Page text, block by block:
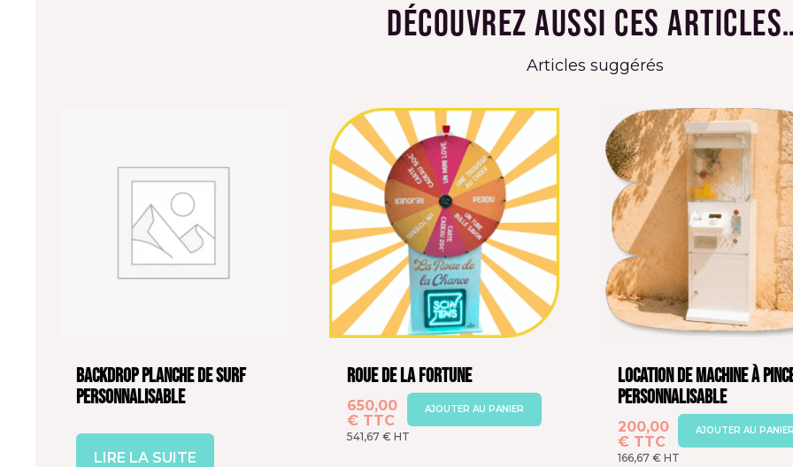
Découvrez aussi ces
Articles suggérés
Backdrop planche de surf
Personnalisable
LIRE LA SUITE
Roue de la Fortune
AJOUTER AU PANIER
650,00
€ TTC
541,67 € HT
Location de Machine à
Personnalisable
AJOUTER AU
200,00
€ TTC
166,67 € HT